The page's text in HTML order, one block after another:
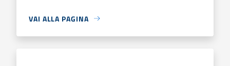
VAI ALLA PAGINA